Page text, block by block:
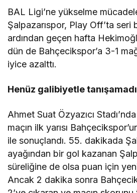
BAL Ligi’ne yükselme
Şalpazarıspor, Play Off’ta seri
ardından geçen hafta
dün de Bahçecikspor’a 3-1
iyice azalttı.
Henüz galibiyetle tanışamadı
Ahmet Suat Özyazıcı
maçın ilk yarısı
ile sonuçlandı. 55. dakikada
ayağından bir gol kazanan
süreliğine de olsa puan için
Ancak 2 dakika sonra